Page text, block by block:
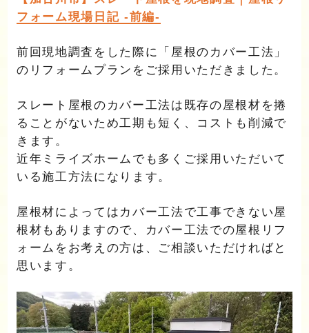
フォーム現場日記 -前編-
前回現地調査をした際に「屋根のカバー工法」
のリフォームプランをご採用いただきました。
スレート屋根のカバー工法は既存の屋根材を捲
ることがないため工期も短く、コストも削減で
きます。
近年ミライズホームでも多くご採用いただいて
いる施工方法になります。
屋根材によってはカバー工法で工事できない屋
根材もありますので、カバー工法での屋根リフ
ォームをお考えの方は、ご相談いただければと
思います。